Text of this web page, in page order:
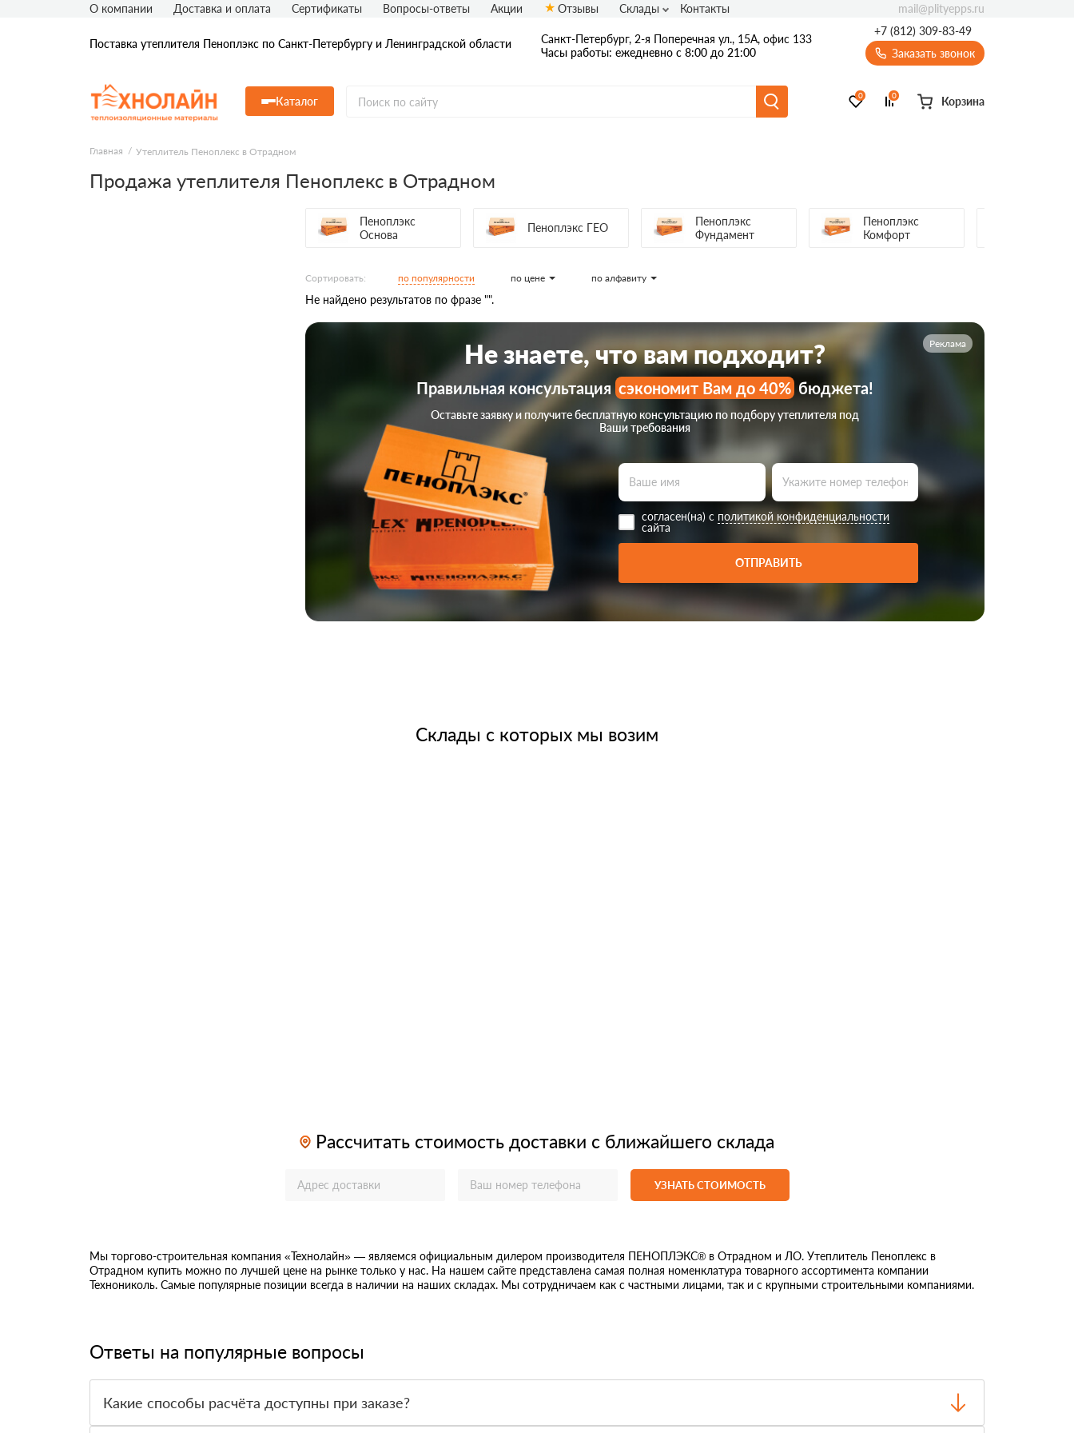
Поставка утеплителя Пеноплэкс по Санкт-Петербургу и Ленинградской области
Санкт-Петербург, 2-я Поперечная ул., 15А, офис 133
Часы работы: ежедневно с 8:00 до 21:00
+7 (812) 309-83-49
Заказать звонок
Каталог 0 0 Корзина
О компании Доставка и оплата Сертификаты Вопросы-ответы Акции Отзывы Склады Контакты mail@plityepps.ru
Главная Утеплитель Пеноплекс в Отрадном
Продажа утеплителя Пеноплекс в Отрадном
Пеноплэкс
Основа
Пеноплэкс ГЕО
Пеноплэкс
Фундамент
Пеноплэкс
Комфорт
Сортировать: по популярности по цене по алфавиту
Не найдено результатов по фразе "".
Реклама
Не знаете, что вам подходит?
Правильная консультация сэкономит Вам до 40% бюджета!
Оставьте заявку и получите бесплатную консультацию по подбору утеплителя под
Ваши требования
согласен(на) с политикой конфиденциальности
сайта
ОТПРАВИТЬ
Склады с которых мы возим
Рассчитать стоимость доставки с ближайшего склада
УЗНАТЬ СТОИМОСТЬ
Мы торгово-строительная компания «Технолайн» — являемся официальным дилером производителя ПЕНОПЛЭКС® в Отрадном и ЛО. Утеплитель Пеноплекс в
Отрадном купить можно по лучшей цене на рынке только у нас. На нашем сайте представлена самая полная номенклатура товарного ассортимента компании
Технониколь. Самые популярные позиции всегда в наличии на наших складах. Мы сотрудничаем как с частными лицами, так и с крупными строительными компаниями.
Ответы на популярные вопросы
Какие способы расчёта доступны при заказе?